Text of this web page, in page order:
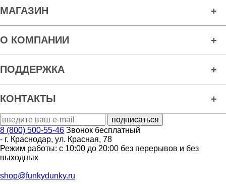
МАГАЗИН
О КОМПАНИИ
ПОДДЕРЖКА
КОНТАКТЫ
8 (800) 500-55-46 Звонок бесплатный
- г. Краснодар, ул. Красная, 78
Режим работы: с 10:00 до 20:00 без перерывов и без
выходных
shop@funkydunky.ru